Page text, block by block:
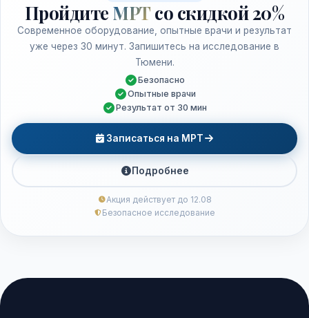
Пройдите МРТ со скидкой 20%
Современное оборудование, опытные врачи и результат
уже через 30 минут. Запишитесь на исследование в
Тюмени.
Безопасно
Опытные врачи
Результат от 30 мин
Записаться на МРТ
Подробнее
Акция действует до 12.08
Безопасное исследование